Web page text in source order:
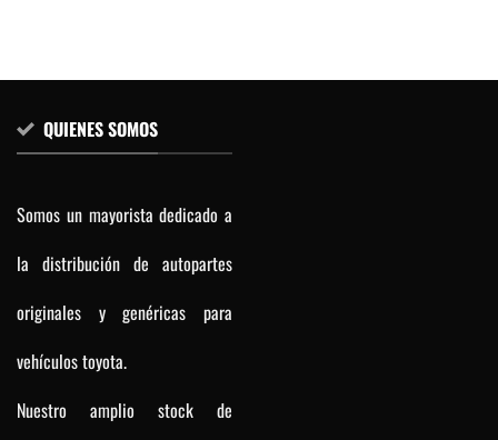
QUIENES SOMOS
Somos un mayorista dedicado a
la distribución de autopartes
originales y genéricas para
vehículos toyota.
Nuestro amplio stock de